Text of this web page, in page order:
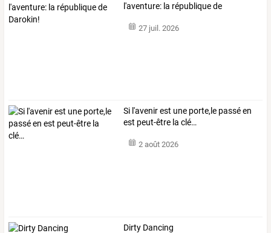
l'aventure: la république de
27 juil. 2026
Si l'avenir est une porte,le passé en
est peut-être la clé…
2 août 2026
Dirty Dancing